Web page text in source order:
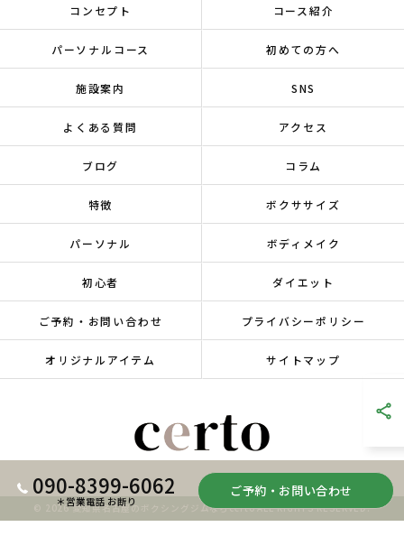
090-8399-6062
＊営業電話 お断り
ご予約・お問い合わせ
コンセプト コース紹介
パーソナルコース 初めての方へ
施設案内 SNS
よくある質問 アクセス
ブログ コラム
特徴 ボクササイズ
パーソナル ボディメイク
初心者 ダイエット
ご予約・お問い合わせ プライバシーポリシー
オリジナルアイテム サイトマップ
© 2026 愛知県名古屋のボクシングジムならcerto ALL RIGHTS RESERVED.